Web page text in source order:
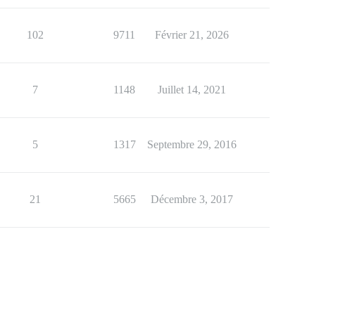
102 9711 Février 21, 2026
7 1148 Juillet 14, 2021
5 1317 Septembre 29, 2016
21 5665 Décembre 3, 2017